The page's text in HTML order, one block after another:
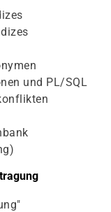
und PL/SQL